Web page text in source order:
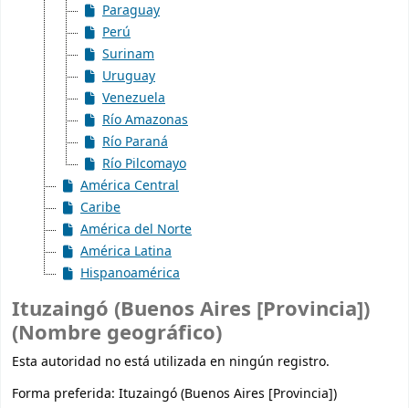
Paraguay
Perú
Surinam
Uruguay
Venezuela
Río Amazonas
Río Paraná
Río Pilcomayo
América Central
Caribe
América del Norte
América Latina
Hispanoamérica
Ituzaingó (Buenos Aires [Provincia])
(Nombre geográfico)
Esta autoridad no está utilizada en ningún registro.
Forma preferida: Ituzaingó (Buenos Aires [Provincia])